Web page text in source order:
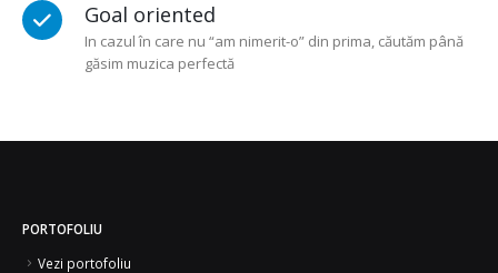
Goal oriented
In cazul în care nu “am nimerit-o” din prima, căutăm până
găsim muzica perfectă
PORTOFOLIU
Vezi portofoliu